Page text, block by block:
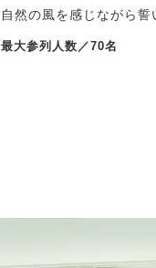
自然の風を感じながら誓
最大参列人数／70名